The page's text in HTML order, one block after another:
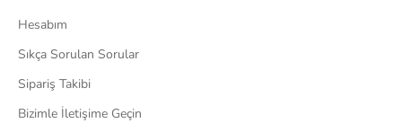
Hesabım
Sıkça Sorulan Sorular
Sipariş Takibi
Bizimle İletişime Geçin